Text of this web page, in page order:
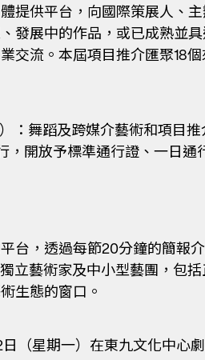
提供平台，向國際策展人、
發展中的作品，或已成熟並
交流。本屆項目推介匯聚18
舞蹈及跨媒介藝術和項目
，開放予標準通行證、一日
台，透過每節20分鐘的簡報
立藝術家及中小型藝團，包
生態的窗口。
（星期一）在東九文化中心